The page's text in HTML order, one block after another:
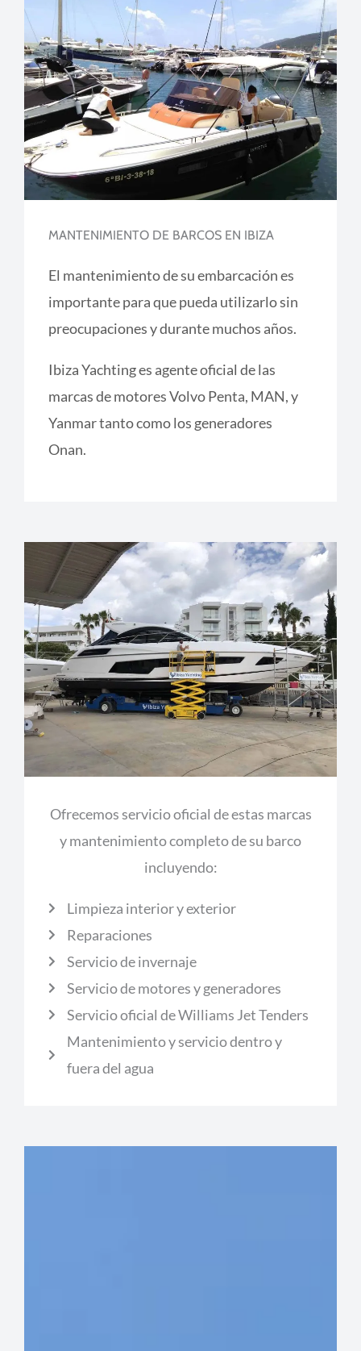
MANTENIMIENTO DE BARCOS EN IBIZA
El mantenimiento de su embarcación es
importante para que pueda utilizarlo sin
preocupaciones y durante muchos años.
Ibiza Yachting es agente oficial de las
marcas de motores Volvo Penta, MAN, y
Yanmar tanto como los generadores
Onan.
Ofrecemos servicio oficial de estas marcas
y mantenimiento completo de su barco
incluyendo:
Limpieza interior y exterior
Reparaciones
Servicio de invernaje
Servicio de motores y generadores
Servicio oficial de Williams Jet Tenders
Mantenimiento y servicio dentro y
fuera del agua